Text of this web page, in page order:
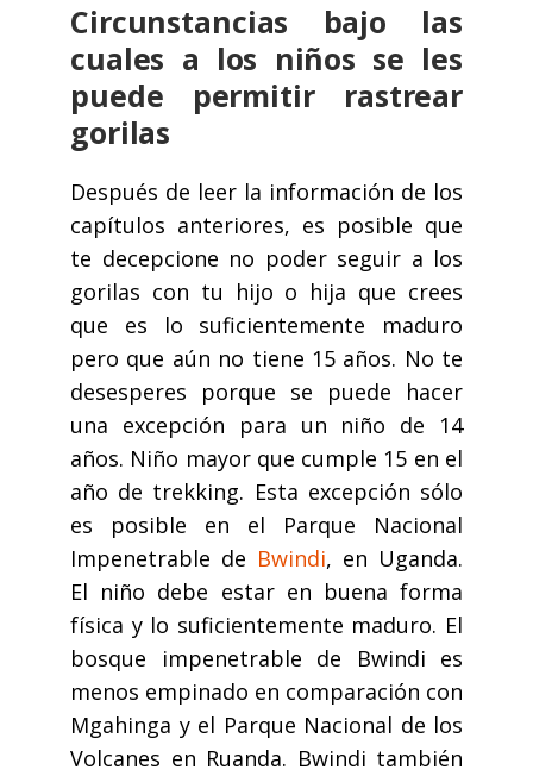
Circunstancias bajo las
cuales a los niños se les
puede permitir rastrear
gorilas
Después de leer la información de los
capítulos anteriores, es posible que
te decepcione no poder seguir a los
gorilas con tu hijo o hija que crees
que es lo suficientemente maduro
pero que aún no tiene 15 años. No te
desesperes porque se puede hacer
una excepción para un niño de 14
años. Niño mayor que cumple 15 en el
año de trekking. Esta excepción sólo
es posible en el Parque Nacional
Impenetrable de Bwindi, en Uganda.
El niño debe estar en buena forma
física y lo suficientemente maduro. El
bosque impenetrable de Bwindi es
menos empinado en comparación con
Mgahinga y el Parque Nacional de los
Volcanes en Ruanda. Bwindi también